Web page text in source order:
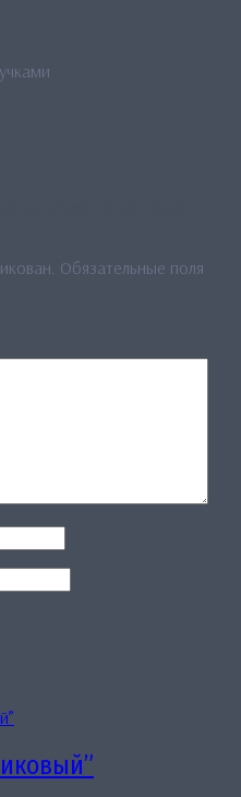
Обязательные поля